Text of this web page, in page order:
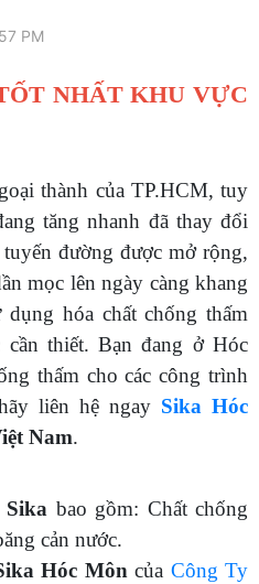
PM
NHẤT KHU VỰC
thành của TP.HCM, tuy
tăng nhanh đã thay đổi
đường được mở rộng,
mọc lên ngày càng khang
hóa chất chống thấm
thiết. Bạn đang ở Hóc
thấm cho các công trình
liên hệ ngay Sika Hóc
Nam.
Sika bao gồm: Chất chống
cản nước.
Hóc Môncủa Công Ty